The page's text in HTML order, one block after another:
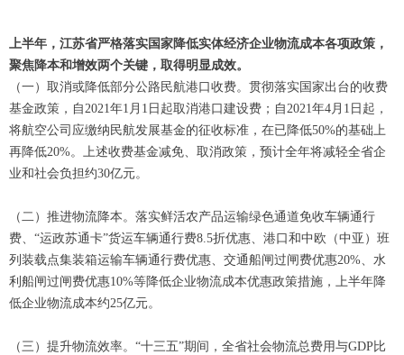
上半年，江苏省严格落实国家降低实体经济企业物流成本各项政策，
聚焦降本和增效两个关键，取得明显成效。
（一）取消或降低部分公路民航港口收费。贯彻落实国家出台的收费
基金政策，自2021年1月1日起取消港口建设费；自2021年4月1日起，
将航空公司应缴纳民航发展基金的征收标准，在已降低50%的基础上
再降低20%。上述收费基金减免、取消政策，预计全年将减轻全省企
业和社会负担约30亿元。
（二）推进物流降本。落实鲜活农产品运输绿色通道免收车辆通行
费、“运政苏通卡”货运车辆通行费8.5折优惠、港口和中欧（中亚）班
列装载点集装箱运输车辆通行费优惠、交通船闸过闸费优惠20%、水
利船闸过闸费优惠10%等降低企业物流成本优惠政策措施，上半年降
低企业物流成本约25亿元。
（三）提升物流效率。“十三五”期间，全省社会物流总费用与GDP比